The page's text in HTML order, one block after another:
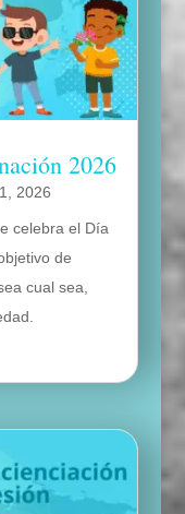
2026
2026
celebra el Día
de
cual sea,